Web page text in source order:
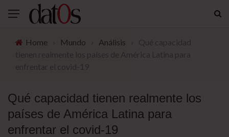
Home Mundo Análisis
Qué capacidad tienen realmente los
países de América Latina para
enfrentar el covid-19